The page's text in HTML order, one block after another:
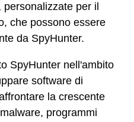
per il
che possono essere
da SpyHunter.
SpyHunter nell'ambito
software di
la crescente
programmi